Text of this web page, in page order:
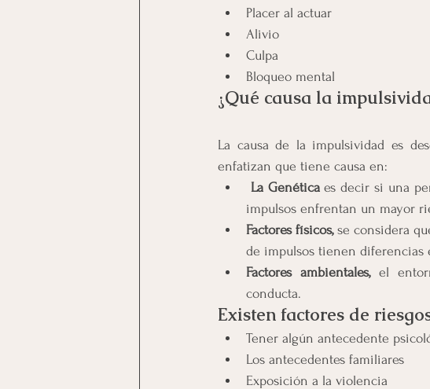
Placer al actuar
Alivio
Culpa
Bloqueo mental
¿Qué causa la
La causa de la impulsividad es
enfatizan que tiene causa en:
La Genética es decir si una
impulsos enfrentan un mayor
Factores físicos, se considera
de impulsos tienen diferencias
Factores ambientales, el
conducta.
Existen factores de
Tener algún antecedente
Los antecedentes familiares
Exposición a la violencia